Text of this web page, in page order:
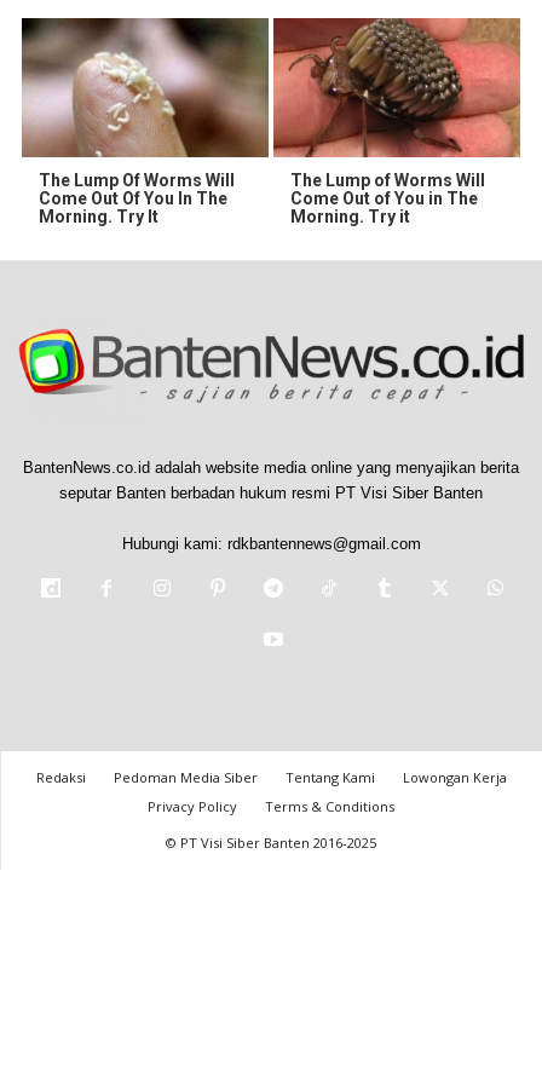
The Lump Of Worms Will
Come Out Of You In The
Morning. Try It
The Lump of Worms Will
Come Out of You in The
Morning. Try it
BantenNews.co.id adalah website media online yang menyajikan berita
seputar Banten berbadan hukum resmi PT Visi Siber Banten
Hubungi kami: rdkbantennews@gmail.com
Redaksi Pedoman Media Siber Tentang Kami
Lowongan Kerja
Privacy Policy
Terms & Conditions
© PT Visi Siber Banten 2016-2025